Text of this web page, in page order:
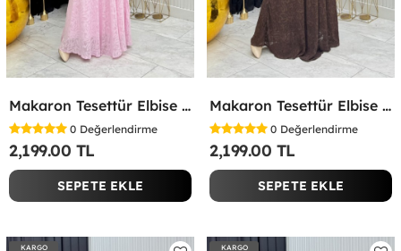
Makaron Tesettür Elbise Pembe Pembe
0 Değerlendirme
2,199.00 TL
SEPETE EKLE
Makaron Tesettür Elbise Kahverengi Kahverengi
0 Değerlendirme
2,199.00 TL
SEPETE EKLE
KARGO
KARGO